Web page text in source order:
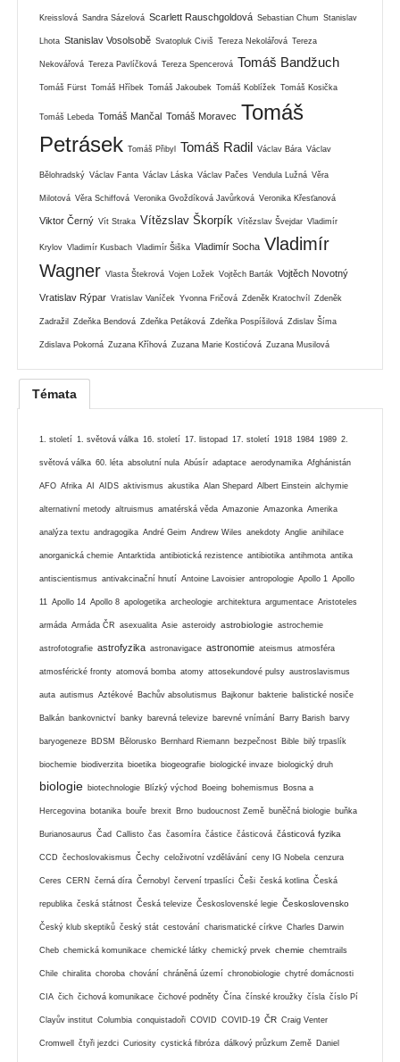
Kreisslová Sandra Sázelová Scarlett Rauschgoldová Sebastian Chum Stanislav
Lhota Stanislav Vosolsobě Svatopluk Civiš Tereza Nekolářová Tereza
Nekovářová Tereza Pavlíčková Tereza Spencerová Tomáš Bandžuch
Tomáš Fürst Tomáš Hříbek Tomáš Jakoubek Tomáš Koblížek Tomáš Kosička
Tomáš Lebeda Tomáš Mančal Tomáš Moravec Tomáš
Petrásek Tomáš Přibyl Tomáš Radil Václav Bára Václav
Bělohradský Václav Fanta Václav Láska Václav Pačes Vendula Lužná Věra
Milotová Věra Schiffová Veronika Gvoždíková Javůrková Veronika Křesťanová
Viktor Černý Vít Straka Vítězslav Škorpík Vítězslav Švejdar Vladimír
Krylov Vladimír Kusbach Vladimír Šiška Vladimír Socha Vladimír
Wagner Vlasta Štekrová Vojen Ložek Vojtěch Barták Vojtěch Novotný
Vratislav Rýpar Vratislav Vaníček Yvonna Fričová Zdeněk Kratochvíl Zdeněk
Zadražil Zdeňka Bendová Zdeňka Petáková Zdeňka Pospíšilová Zdislav Šíma
Zdislava Pokorná Zuzana Kříhová Zuzana Marie Kostićová Zuzana Musilová
Témata
1. století 1. světová válka 16. století 17. listopad 17. století 1918 1984 1989 2.
světová válka 60. léta absolutní nula Abúsír adaptace aerodynamika Afghánistán
AFO Afrika AI AIDS aktivismus akustika Alan Shepard Albert Einstein alchymie
alternativní metody altruismus amatérská věda Amazonie Amazonka Amerika
analýza textu andragogika André Geim Andrew Wiles anekdoty Anglie anihilace
anorganická chemie Antarktida antibiotická rezistence antibiotika antihmota antika
antiscientismus antivakcinační hnutí Antoine Lavoisier antropologie Apollo 1 Apollo
11 Apollo 14 Apollo 8 apologetika archeologie architektura argumentace Aristoteles
armáda Armáda ČR asexualita Asie asteroidy astrobiologie astrochemie
astrofotografie astrofyzika astronavigace astronomie ateismus atmosféra
atmosférické fronty atomová bomba atomy attosekundové pulsy austroslavismus
auta autismus Aztékové Bachův absolutismus Bajkonur bakterie balistické nosiče
Balkán bankovnictví banky barevná televize barevné vnímání Barry Barish barvy
baryogeneze BDSM Bělorusko Bernhard Riemann bezpečnost Bible bilý trpaslík
biochemie biodiverzita bioetika biogeografie biologické invaze biologický druh
biologie biotechnologie Blízký východ Boeing bohemismus Bosna a
Hercegovina botanika bouře brexit Brno budoucnost Země buněčná biologie buňka
Burianosaurus Čad Callisto čas časomíra částice částicová částicová fyzika
CCD čechoslovakismus Čechy celoživotní vzdělávání ceny IG Nobela cenzura
Ceres CERN černá díra Černobyl červení trpaslíci Češi česká kotlina Česká
republika česká státnost Česká televize Československé legie Československo
Český klub skeptiků český stát cestování charismatické církve Charles Darwin
Cheb chemická komunikace chemické látky chemický prvek chemie chemtrails
Chile chiralita choroba chování chráněná území chronobiologie chytré domácnosti
CIA čich čichová komunikace čichové podněty Čína čínské kroužky čísla číslo Pí
Clayův institut Columbia conquistadoři COVID COVID-19 ČR Craig Venter
Cromwell čtyři jezdci Curiosity cystická fibróza dálkový průzkum Země Daniel